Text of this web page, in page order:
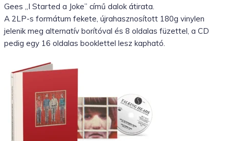
Gees „I Started a Joke” című dalok átirata.
A 2LP-s formátum fekete, újrahasznosított 180g vinylen
jelenik meg alternatív borítóval és 8 oldalas füzettel, a CD
pedig egy 16 oldalas booklettel lesz kapható.